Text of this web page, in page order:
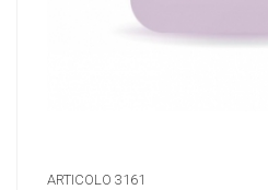
ARTICOLO 3161